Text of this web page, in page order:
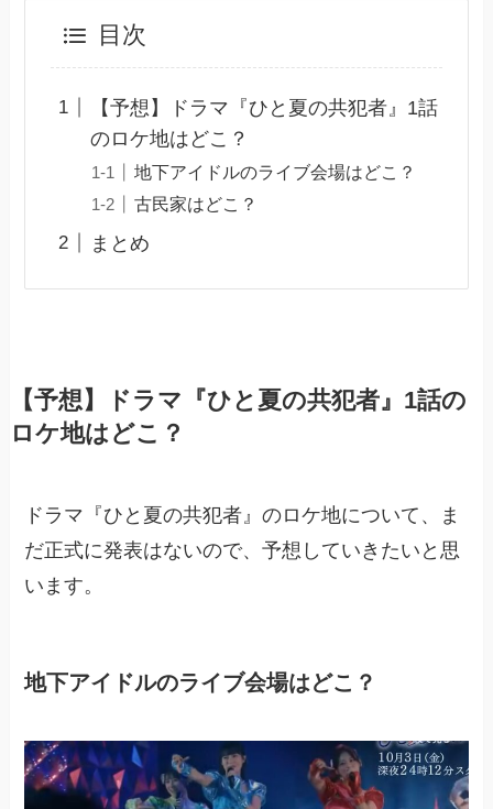
目次
【予想】ドラマ『ひと夏の共犯者』1話
のロケ地はどこ？
地下アイドルのライブ会場はどこ？
古民家はどこ？
まとめ
【予想】ドラマ『ひと夏の共犯者』1話の
ロケ地はどこ？
ドラマ『ひと夏の共犯者』のロケ地について、ま
だ正式に発表はないので、予想していきたいと思
います。
地下アイドルのライブ会場はどこ？